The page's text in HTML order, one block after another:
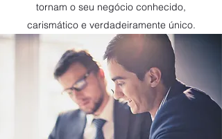
tornam o seu negócio conhecido,
carismático e verdadeiramente único.